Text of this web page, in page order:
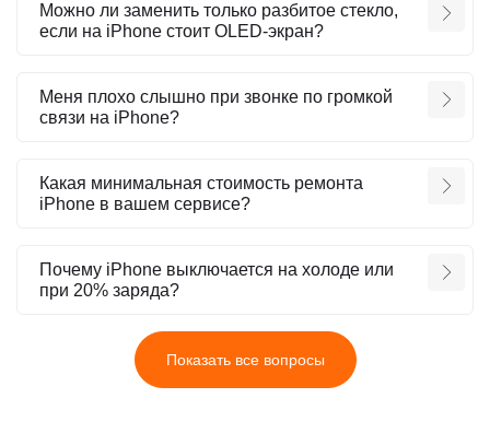
Можно ли заменить только разбитое стекло,
если на iPhone стоит OLED-экран?
Меня плохо слышно при звонке по громкой
связи на iPhone?
Какая минимальная стоимость ремонта
iPhone в вашем сервисе?
Почему iPhone выключается на холоде или
при 20% заряда?
Показать все вопросы